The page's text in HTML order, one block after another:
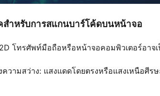
สำหรับการสแกนบาร์โค้ดบนหน้าจอ
โทรศัพท์มือถือหรือหน้าจอคอมพิวเตอร์อาจเ
วามสว่าง: แสงแดดโดยตรงหรือแสงเหนือศีร